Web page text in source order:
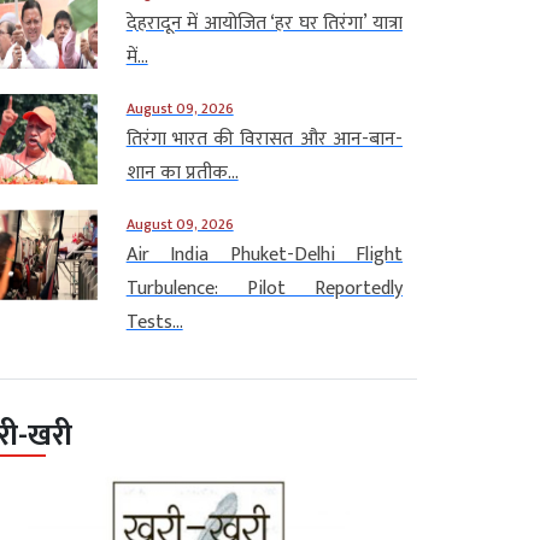
देहरादून में आयोजित ‘हर घर तिरंगा’ यात्रा
में...
August 09, 2026
तिरंगा भारत की विरासत और आन-बान-
शान का प्रतीक...
August 09, 2026
Air India Phuket-Delhi Flight
Turbulence: Pilot Reportedly
Tests...
खरी